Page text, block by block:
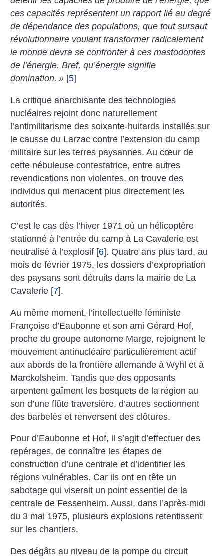
ces capacités représentent un rapport lié au degré
de dépendance des populations, que tout sursaut
révolutionnaire voulant transformer radicalement
le monde devra se confronter à ces mastodontes
de l’énergie. Bref, qu’énergie signifie
domination. » [5]
La critique anarchisante des technologies
nucléaires rejoint donc naturellement
l’antimilitarisme des soixante-huitards installés sur
le causse du Larzac contre l’extension du camp
militaire sur les terres paysannes. Au cœur de
cette nébuleuse contestatrice, entre autres
revendications non violentes, on trouve des
individus qui menacent plus directement les
autorités.
C’est le cas dès l’hiver 1971 où un hélicoptère
stationné à l’entrée du camp à La Cavalerie est
neutralisé à l’explosif [6]. Quatre ans plus tard, au
mois de février 1975, les dossiers d’expropriation
des paysans sont détruits dans la mairie de La
Cavalerie [7].
Au même moment, l’intellectuelle féministe
Françoise d’Eaubonne et son ami Gérard Hof,
proche du groupe autonome Marge, rejoignent le
mouvement antinucléaire particulièrement actif
aux abords de la frontière allemande à Wyhl et à
Marckolsheim. Tandis que des opposants
arpentent gaîment les bosquets de la région au
son d’une flûte traversière, d’autres sectionnent
des barbelés et renversent des clôtures.
Pour d’Eaubonne et Hof, il s’agit d’effectuer des
repérages, de connaître les étapes de
construction d’une centrale et d’identifier les
régions vulnérables. Car ils ont en tête un
sabotage qui viserait un point essentiel de la
centrale de Fessenheim. Aussi, dans l’après-midi
du 3 mai 1975, plusieurs explosions retentissent
sur les chantiers.
Des dégâts au niveau de la pompe du circuit